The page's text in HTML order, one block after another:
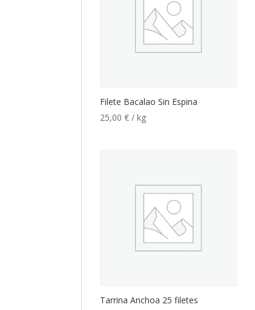
Filete Bacalao Sin Espina
25,00€ / kg
Tarrina Anchoa 25 filetes